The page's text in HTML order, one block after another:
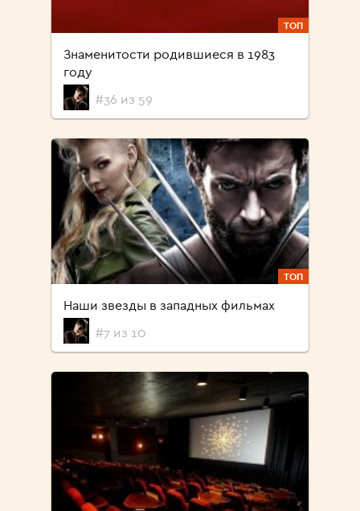
ТОП
Знаменитости родившиеся в 1983
году
#36 из 59
ТОП
Наши звезды в западных фильмах
#7 из 10